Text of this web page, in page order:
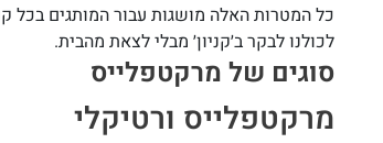
כל המטרות האלה מושגות עבור המותגים בכל
לכולנו לבקר ב׳קניון׳ מבלי לצאת מהבית.
סוגים של מרקטפלייס
מרקטפלייס ורטיקלי